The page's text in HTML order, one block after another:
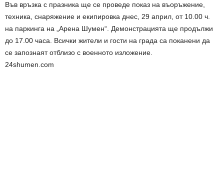
Във връзка с празника ще се проведе показ на въоръжение,
техника, снаряжение и екипировка днес, 29 април, от 10.00 ч.
на паркинга на „Арена Шумен“. Демонстрацията ще продължи
до 17.00 часа. Всички жители и гости на града са поканени да
се запознаят отблизо с военното изложение.
24shumen.com